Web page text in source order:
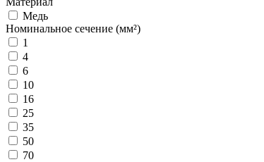
Медь
Номинальное сечение (мм²)
1
4
6
10
16
25
35
50
70